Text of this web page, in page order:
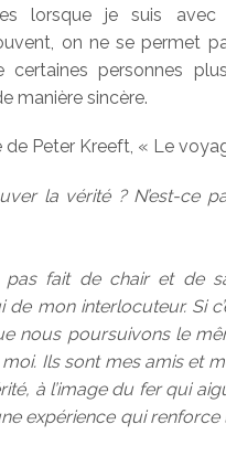
lorsque je suis
on ne se permet
personnes
manière sincère.
Peter Kreeft, « Le
la vérité ? N’est-ce
pas fait de chair et de
de mon interlocuteur. Si
nous poursuivons le
Ils sont mes amis et
à l’image du fer qui
expérience qui renforce